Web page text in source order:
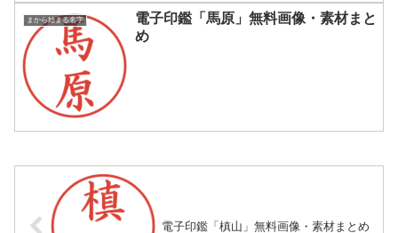
まから始まる名字
電子印鑑「馬原」無料画像・素材まと
め
電子印鑑「槙山」無料画像・素材まとめ